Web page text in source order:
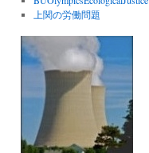
上関の労働問題